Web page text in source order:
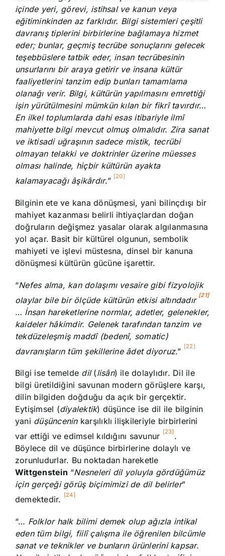
içinde yeri, görevi, istihsal ve kanun veya
eğitiminkinden az farklıdır. Bilgi sistemleri çeşitli
davranış tiplerini birbirlerine bağlamaya hizmet
eder; bunlar, geçmiş tecrübe sonuçlarını gelecek
teşebbüslere tatbik eder, insan tecrübesinin
unsurlarını bir araya getirir ve insana kültür
faaliyetlerini tanzim edip bunları tamamlama
olanağı verir. Bilgi, kültürün yapılmasını emrettiği
işin yürütülmesini mümkün kılan bir fikrî tavırdır…
En ilkel toplumlarda dahi esas itibariyle ilmî
mahiyette bilgi mevcut olmuş olmalıdır. Zira sanat
ve iktisadi uğraşının sadece mistik, tecrübi
olmayan telakki ve doktrinler üzerine müesses
olması halinde, hiçbir kültürün ayakta
kalamayacağı âşikârdır.” [20]
Bilginin ete ve kana dönüşmesi, yani bilinçdışı bir
mahiyet kazanması belirli ihtiyaçlardan doğan
doğruların değişmez yasalar olarak algılanmasına
yol açar. Basit bir kültürel olgunun, sembolik
mahiyeti ve işlevi müstesna, dinsel bir kanuna
dönüşmesi kültürün gücüne işarettir.
“Nefes alma, kan dolaşımı vesaire gibi fizyolojik
olaylar bile bir ölçüde kültürün etkisi altındadır[21]
… İnsan hareketlerine normlar, adetler, gelenekler,
kaideler hâkimdir. Gelenek tarafından tanzim ve
tekdüzeleşmiş maddî (bedenî, somatic)
davranışların tüm şekillerine âdet diyoruz.” [22]
Bilgi ise temelde dil(lisân) ile dolaylıdır. Dil ile
bilgi üretildiğini savunan modern görüşlere karşı,
dilin bilgiden doğduğu da açık bir gerçektir.
Eytişimsel (diyalektik) düşünce ise dil ile bilginin
yani düşünceninkarşılıklı ilişkileriyle birbirlerini
var ettiği ve edimsel kıldığını savunur [23] .
Böylece dil ve düşünce birbirlerine dolaylı ve
zorunludurlar. Bu noktadan hareketle
Wittgenstein “Nesneleri dil yoluyla gördüğümüz
için gerçeği görüş biçimimizi de dil belirler”
demektedir. [24]
“… Folklor halk bilimi demek olup ağızla intikal
eden tüm bilgi, fiilî çalışma ile öğrenilen bilcümle
sanat ve teknikler ve bunların ürünlerini kapsar.